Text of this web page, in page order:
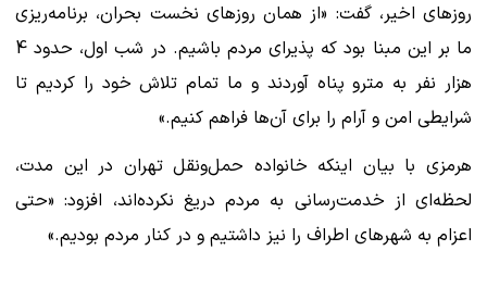
روزهای اخیر، گفت: «از همان روزهای نخست بحران، برنامه‌ریزی
ما بر این مبنا بود که پذیرای مردم باشیم. در شب اول، حدود 4
هزار نفر به مترو پناه آوردند و ما تمام تلاش خود را کردیم تا
شرایطی امن و آرام را برای آن‌ها فراهم کنیم.»
هرمزی با بیان اینکه خانواده حمل‌ونقل تهران در این مدت،
لحظه‌ای از خدمت‌رسانی به مردم دریغ نکرده‌اند، افزود: «حتی
اعزام به شهرهای اطراف را نیز داشتیم و در کنار مردم بودیم.»